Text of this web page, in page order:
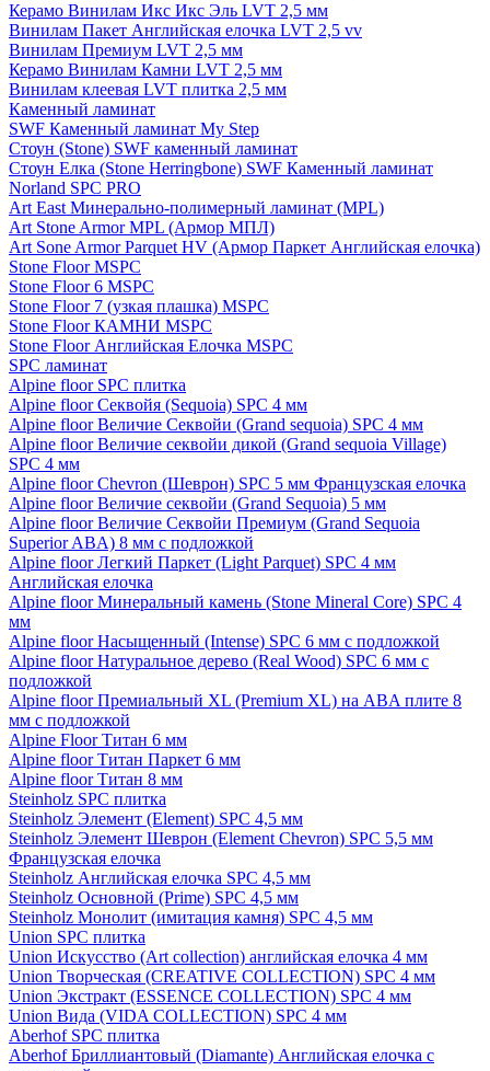
Керамо Винилам Икс Икс Эль LVT 2,5 мм
Винилам Пакет Английская елочка LVT 2,5 vv
Винилам Премиум LVT 2,5 мм
Керамо Винилам Камни LVT 2,5 мм
Винилам клеевая LVT плитка 2,5 мм
Каменный ламинат
SWF Каменный ламинат My Step
Стоун (Stone) SWF каменный ламинат
Стоун Елка (Stone Herringbone) SWF Каменный ламинат
Norland SPC PRO
Art East Минерально-полимерный ламинат (MPL)
Art Stone Armor MPL (Армор МПЛ)
Art Sone Armor Parquet HV (Армор Паркет Английская елочка)
Stone Floor MSPC
Stone Floor 6 MSPC
Stone Floor 7 (узкая плашка) MSPC
Stone Floor КАМНИ MSPC
Stone Floor Английская Елочка MSPC
SPC ламинат
Alpine floor SPC плитка
Alpine floor Секвойя (Sequoia) SPC 4 мм
Alpine floor Величие Секвойи (Grand sequoia) SPC 4 мм
Alpine floor Величие секвойи дикой (Grand sequoia Village)
SPC 4 мм
Alpine floor Chevron (Шеврон) SPC 5 мм Французская елочка
Alpine floor Величие секвойи (Grand Sequoia) 5 мм
Alpine floor Величие Секвойи Премиум (Grand Sequoia
Superior ABA) 8 мм с подложкой
Alpine floor Легкий Паркет (Light Parquet) SPC 4 мм
Английская елочка
Alpine floor Минеральный камень (Stone Mineral Core) SPC 4
мм
Alpine floor Насыщенный (Intense) SPC 6 мм с подложкой
Alpine floor Натуральное дерево (Real Wood) SPC 6 мм с
подложкой
Alpine floor Премиальный XL (Premium XL) на ABA плите 8
мм с подложкой
Alpine Floor Титан 6 мм
Alpine floor Титан Паркет 6 мм
Alpine floor Титан 8 мм
Steinholz SPC плитка
Steinholz Элемент (Element) SPC 4,5 мм
Steinholz Элемент Шеврон (Element Chevron) SPC 5,5 мм
Французская елочка
Steinholz Английская елочка SPC 4,5 мм
Steinholz Основной (Prime) SPC 4,5 мм
Steinholz Монолит (имитация камня) SPC 4,5 мм
Union SPC плитка
Union Искусство (Art collection) английская елочка 4 мм
Union Творческая (CREATIVE COLLECTION) SPC 4 мм
Union Экстракт (ESSENCE COLLECTION) SPC 4 мм
Union Вида (VIDA COLLECTION) SPC 4 мм
Aberhof SPC плитка
Aberhof Бриллиантовый (Diamante) Английская елочка с